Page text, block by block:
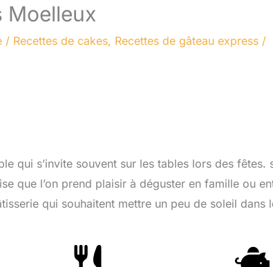
Moelleux
/ Recettes de cakes, Recettes de gâteau express /
qui s’invite souvent sur les tables lors des fêtes.
que l’on prend plaisir à déguster en famille ou
qui souhaitent mettre un peu de soleil dans